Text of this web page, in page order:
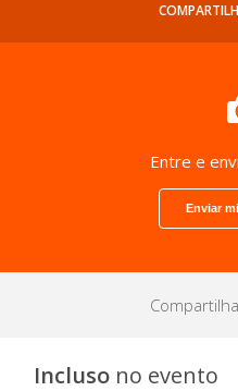
Entre e
Enviar
Incluso no evento